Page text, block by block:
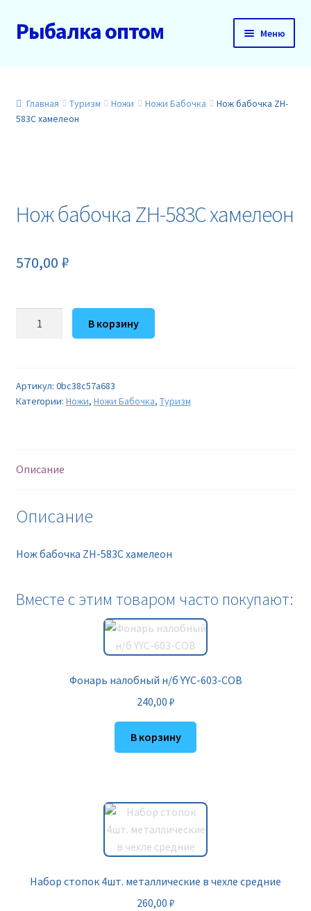
Перейти
к
Перейти
к
Рыбалка оптом Меню
О нас
Новинки
Главная Туризм Ножи Ножи Бабочка
Нож бабочка ZH-
583C хамелеон
Нож бабочка ZH-583C хамелеон
570,00 ₽
Количество
ZH-
583C
В корзину
Артикул: 0bc38c57a683
Категории: Ножи, Ножи Бабочка, Туризм
Описание
Описание
Нож бабочка ZH-583C хамелеон
Вместе с этим товаром часто покупают:
Фонарь налобный н/б YYC-603-COB
240,00 ₽
В корзину
Набор стопок 4шт. металлические в чехле средние
260,00 ₽